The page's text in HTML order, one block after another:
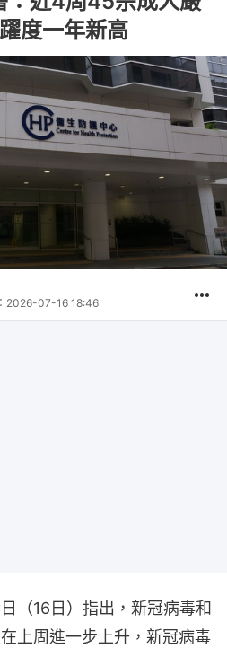
度一年新高
2026-07-16 18:46
（16日）指出，新冠病毒和
上周進一步上升，新冠病毒